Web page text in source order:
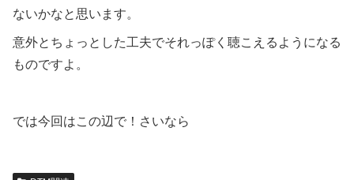
ないかなと思います。
意外とちょっとした工夫でそれっぽく聴こえるようになる
ものですよ。
では今回はこの辺で！さいなら